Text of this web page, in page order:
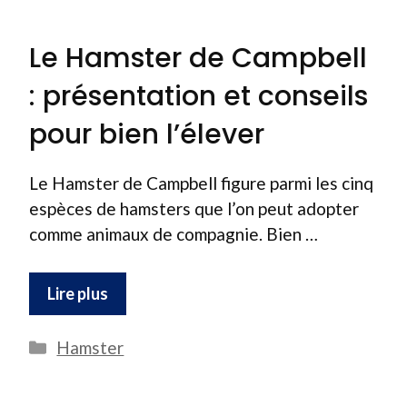
Le Hamster de Campbell
: présentation et conseils
pour bien l’élever
Le Hamster de Campbell figure parmi les cinq
espèces de hamsters que l’on peut adopter
comme animaux de compagnie. Bien …
Lire plus
Catégories
Hamster